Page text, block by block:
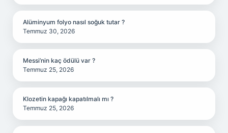
Alüminyum folyo nasıl soğuk tutar ?
Temmuz 30, 2026
Messi’nin kaç ödülü var ?
Temmuz 25, 2026
Klozetin kapağı kapatılmalı mı ?
Temmuz 25, 2026